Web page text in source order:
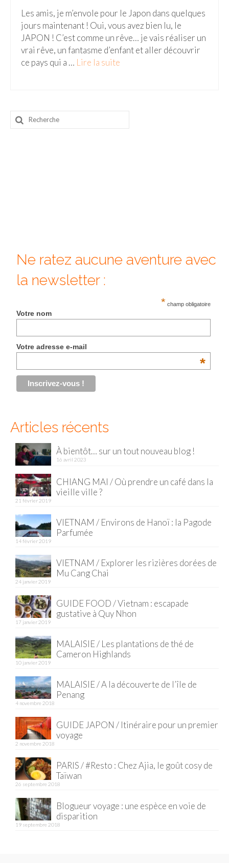
– La Réunion
JAPON
– Osaka
USA
BERLIN
Restos asiatiques
Cafés
HANOI
Cafés insolites
LONDRES
Marchés
Cafés
PARIS
Restos chinois
Restos coréens
Restos japonais
Restos vietnamiens
Les amis, je m’envole pour le Japon dans quelques
jours maintenant ! Oui, vous avez bien lu, le
JAPON ! C’est comme un rêve… je vais réaliser un
vrai rêve, un fantasme d’enfant et aller découvrir
ce pays qui a … Lire la suite­­
Rechercher
:
Ne ratez aucune aventure avec
la newsletter :
* champ obligatoire
Votre nom
Votre adresse e-mail
*
Articles récents
À bientôt… sur un tout nouveau blog !
16 avril 2023
CHIANG MAI / Où prendre un café dans la
vieille ville ?
21 février 2019
VIETNAM / Environs de Hanoï : la Pagode
Parfumée
14 février 2019
VIETNAM / Explorer les rizières dorées de
Mu Cang Chai
24 janvier 2019
GUIDE FOOD / Vietnam : escapade
gustative à Quy Nhon
17 janvier 2019
MALAISIE / Les plantations de thé de
Cameron Highlands
10 janvier 2019
MALAISIE / A la découverte de l’île de
Penang
4 novembre 2018
GUIDE JAPON / Itinéraire pour un premier
voyage
2 novembre 2018
PARIS / #Resto : Chez Ajia, le goût cosy de
Taïwan
26 septembre 2018
Blogueur voyage : une espèce en voie de
disparition
19 septembre 2018